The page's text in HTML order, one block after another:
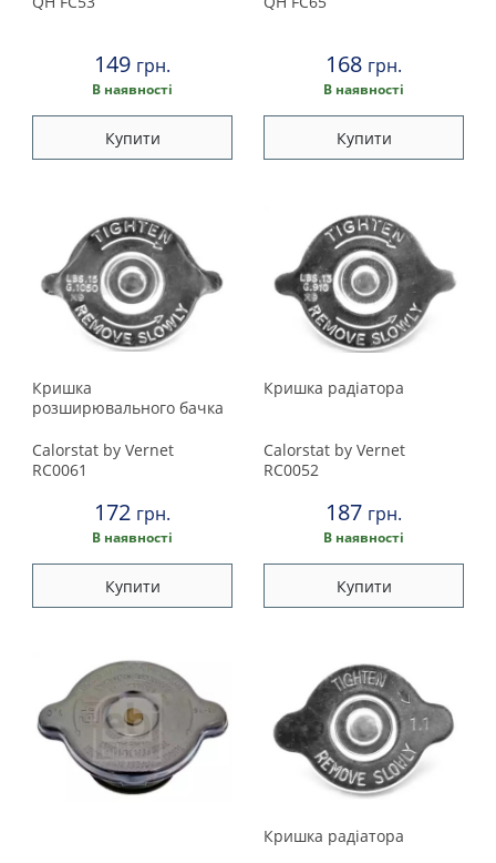
149 грн.
В наявності
Купити
168 грн.
В наявності
Купити
Кришка
розширювального бачка
Calorstat by Vernet
RC0061
172 грн.
В наявності
Купити
Кришка радіатора
Calorstat by Vernet
RC0052
187 грн.
В наявності
Купити
Кришка радіатора